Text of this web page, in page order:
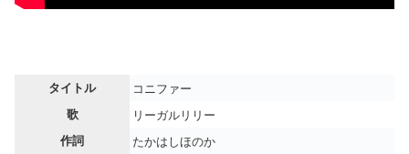
タイトル コニファー
歌 リーガルリリー
作詞 たかはしほのか